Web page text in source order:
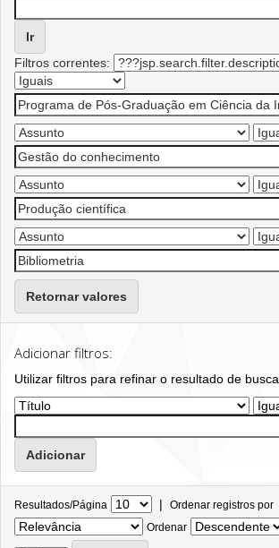
Filtros correntes:
Retornar valores
Adicionar filtros:
Utilizar filtros para refinar o resultado de busca.
Resultados/Página | Ordenar registros por
Ordenar